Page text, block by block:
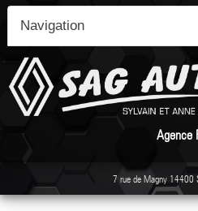
Agence
7 rue de Magny 14400
Navigation